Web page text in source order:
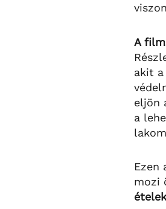
A
akit
eljön
a
Ezen
mozi